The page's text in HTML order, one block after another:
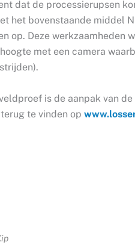
dat de processierupsen
het bovenstaande middel
op. Deze werkzaamheden
met een camera
is de aanpak van
te vinden op